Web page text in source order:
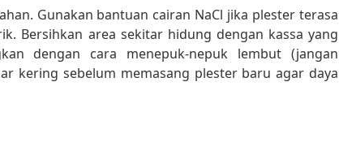
Gunakan bantuan cairan NaCl jika plester terasa
Bersihkan area sekitar hidung dengan kassa yang
dengan cara menepuk-nepuk lembut (jangan
kering sebelum memasang plester baru agar daya